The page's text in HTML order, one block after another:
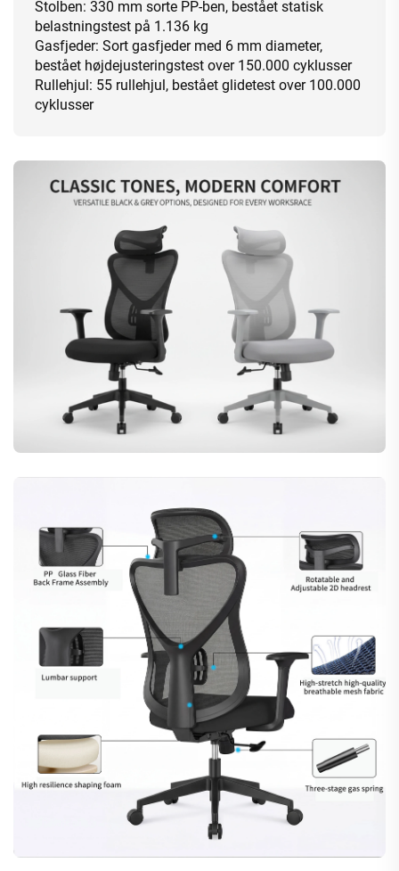
Stolben: 330 mm sorte PP-ben, bestået statisk
belastningstest på 1.136 kg
Gasfjeder: Sort gasfjeder med 6 mm diameter,
bestået højdejusteringstest over 150.000 cyklusser
Rullehjul: 55 rullehjul, bestået glidetest over 100.000
cyklusser